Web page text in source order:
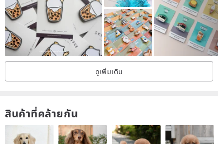
ดูเพิ่มเติม
สินค้าที่คล้ายกัน